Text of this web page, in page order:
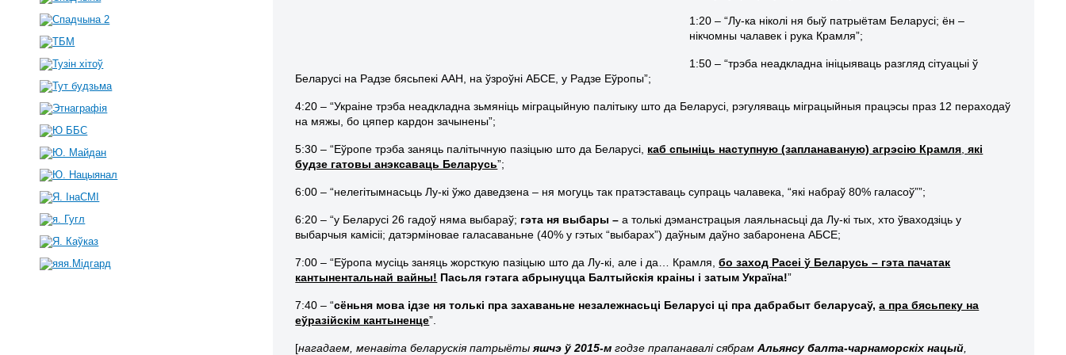
1:20 – “Лу-ка ніколі ня быў патрыётам Беларусі; ён –
нікчомны чалавек і рука Крамля”;
1:50 – “трэба неадкладна ініцыяваць разгляд сітуацыі ў
Беларусі на Радзе бясьпекі ААН, на ўзроўні АБСЕ, у Радзе Еўропы”;
4:20 – “Украіне трэба неадкладна зьмяніць міграцыйную палітыку што да Беларусі, рэгуляваць міграцыйныя працэсы праз 12 пераходаў
на мяжы, бо цяпер кардон зачынены”;
5:30 – “Еўропе трэба заняць палітычную пазіцыю што да Беларусі, каб спыніць наступную (запланаваную) агрэсію Крамля ,які
будзе гатовы анэксаваць Беларусь”;
6:00 – “нелегітымнасьць Лу-кі ўжо даведзена – ня могуць так пратэставаць супраць чалавека, “які набраў 80% галасоў””;
6:20 – “у Беларусі 26 гадоў няма выбараў; гэта ня выбары –а толькі дэманстрацыя лаяльнасьці да Лу-кі тых, хто ўваходзіць у
выбарчыя камісіі; датэрміновае галасаваньне (40% у гэтых “выбарах”) даўным даўно забаронена АБСЕ;
7:00 – “Еўропа мусіць заняць жорсткую пазіцыю што да Лу-кі, але і да… Крамля,бо заход Расеі ў Беларусь – гэта пачатак
кантынентальнай вайны! Пасьля гэтага абрынуцца Балтыйскія краіны і затым Україна!”
7:40 – “сёньня мова ідзе ня толькі пра захаваньне незалежнасьці Беларусі ці пра дабрабыт беларусаў,а пра бясьпеку на
еўразійскім кантыненце”.
[нагадаем, менавіта беларускія патрыётыяшчэ ў 2015-м годзе прапанавалі сябрамАльянсу балта-чарнаморскіх нацый